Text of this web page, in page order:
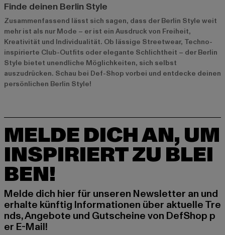
Finde deinen Berlin Style
Zusammenfassend lässt sich sagen, dass der Berlin Style weit
mehr ist als nur Mode – er ist ein Ausdruck von Freiheit,
Kreativität und Individualität. Ob lässige Streetwear, Techno-
inspirierte Club-Outfits oder elegante Schlichtheit – der Berlin
Style bietet unendliche Möglichkeiten, sich selbst
auszudrücken. Schau bei Def-Shop vorbei und entdecke deinen
persönlichen Berlin Style!
MELDE DICH AN, UM
INSPIRIERT ZU BLEI
BEN!
Melde dich hier für unseren Newsletter an und
erhalte künftig Informationen über aktuelle Tre
nds, Angebote und Gutscheine von DefShop p
er E-Mail!